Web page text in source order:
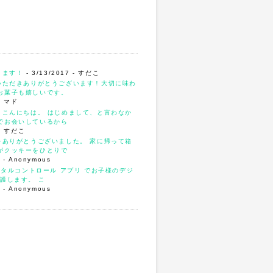
す！ - 3/13/2017
- すだこ
だきありがとうございます！大切に味わ
菓子も嬉しいです。
マド
こんにちは。 はじめまして、と言わなか
お会いしているから
すだこ
りがとうございました。 家に帰って箱
クッキーをひとりで
- Anonymous
ルコントロール アプリ でお子様のデジ
します。 こ
- Anonymous